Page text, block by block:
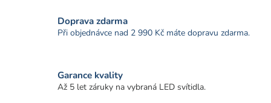
Doprava zdarma
Při objednávce nad 2 990 Kč máte dopravu zdarma.
Garance kvality
Až 5 let záruky na vybraná LED svítidla.